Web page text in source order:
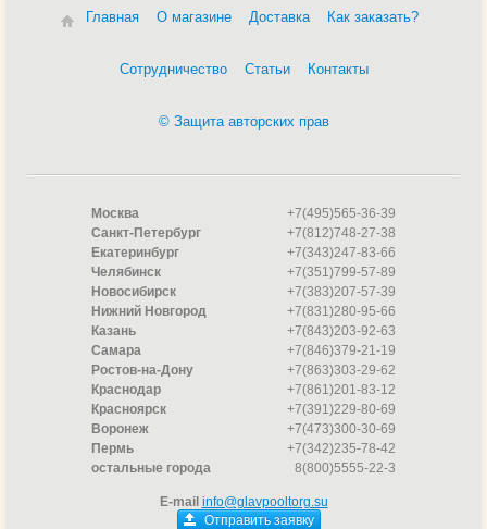
Главная О магазине Доставка Как заказать?
Сотрудничество Статьи Контакты
© Защита авторских прав
Москва
+7(495)565-36-39
Санкт-Петербург
+7(812)748-27-38
Екатеринбург
+7(343)247-83-66
Челябинск
+7(351)799-57-89
Новосибирск
+7(383)207-57-39
Нижний Новгород
+7(831)280-95-66
Казань
+7(843)203-92-63
Самара
+7(846)379-21-19
Ростов-на-Дону
+7(863)303-29-62
Краснодар
+7(861)201-83-12
Красноярск
+7(391)229-80-69
Воронеж
+7(473)300-30-69
Пермь
+7(342)235-78-42
остальные города
8(800)5555-22-3
E-mail info@glavpooltorg.su
Отправить заявку